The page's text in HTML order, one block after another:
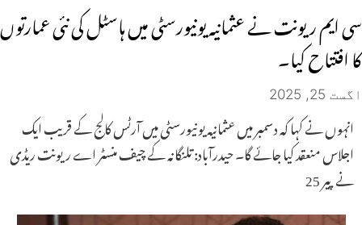
سی ایم ریونت نے عثمانیہ یونیورسٹی میں ہاسٹل کی نئی عمارتوں
کا افتتاح کیا۔
اگست 25, 2025
انہوں نے کہا کہ دسمبر میں عثمانیہ یونیورسٹی میں آرٹس کالج کے قریب ایک
اجلاس منعقد کیا جائے گا۔ حیدرآباد: تلنگانہ کے چیف منسٹر اے ریونت ریڈی
نے پیر 25